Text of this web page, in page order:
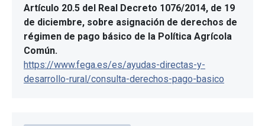
Artículo 20.5 del Real Decreto 1076/2014, de 19
de diciembre, sobre asignación de derechos de
régimen de pago básico de la Política Agrícola
Común.
https://www.fega.es/es/ayudas-directas-y-
desarrollo-rural/consulta-derechos-pago-basico